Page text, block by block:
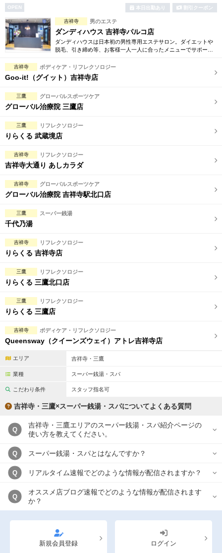
駅から徒歩5分以内
こだわり条件を変更
OPEN 本日出勤あり 割引クーポン
吉祥寺 男のエステ
ダンディハウス 吉祥寺パルコ店
ダンディハウスは日本初の男性専用エステサロン。ダイエットや
脱毛、引き締め等、お客様一人一人に合ったメニューでサポー
実感しています。
吉祥寺 ボディケア・リフレクソロジー
Goo-it!（グイット）吉祥寺店
三鷹 グローバルスポーツケア
グローバル治療院 三鷹店
三鷹 リフレクソロジー
りらくる 武蔵境店
吉祥寺 リフレクソロジー
吉祥寺大通り あしカラダ
吉祥寺 グローバルスポーツケア
グローバル治療院 吉祥寺駅北口店
三鷹 スーパー銭湯
千代乃湯
吉祥寺 リフレクソロジー
りらくる 吉祥寺店
三鷹 リフレクソロジー
りらくる 三鷹北口店
三鷹 リフレクソロジー
りらくる 三鷹店
吉祥寺 ボディケア・リフレクソロジー
Queensway（クイーンズウェイ）アトレ吉祥寺店
エリア 吉祥寺・三鷹
業種 スーパー銭湯・スパ
こだわり条件 スタッフ指名可
吉祥寺・三鷹×スーパー銭湯・スパについてよくある質問
Q
吉祥寺・三鷹エリアのスーパー銭湯・スパ紹介ページの
使い方を教えてください。
Q スーパー銭湯・スパとはなんですか？
Q リアルタイム速報でどのような情報が配信されますか？
Q
オススメ店ブログ速報でどのような情報が配信されます
か？
新規会員登録 ログイン